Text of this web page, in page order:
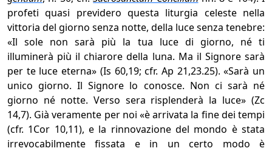
profeti quasi previdero questa liturgia celeste nella
vittoria del giorno senza notte, della luce senza tenebre:
«Il sole non sarà più la tua luce di giorno, né ti
illuminerà più il chiarore della luna. Ma il Signore sarà
per te luce eterna» (Is 60,19; cfr. Ap 21,23.25). «Sarà un
unico giorno. Il Signore lo conosce. Non ci sarà né
giorno né notte. Verso sera risplenderà la luce» (Zc
14,7). Già veramente per noi «è arrivata la fine dei tempi
(cfr. 1Cor 10,11), e la rinnovazione del mondo è stata
irrevocabilmente fissata e in un certo modo è